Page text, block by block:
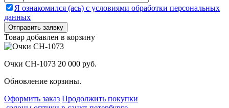
Я ознакомился (ась) с условиями обработки персональных
данных
Товар добавлен в корзину
Очки CH-1073 20 000 руб.
Обновление корзины.
Оформить заказ Продолжить покупки